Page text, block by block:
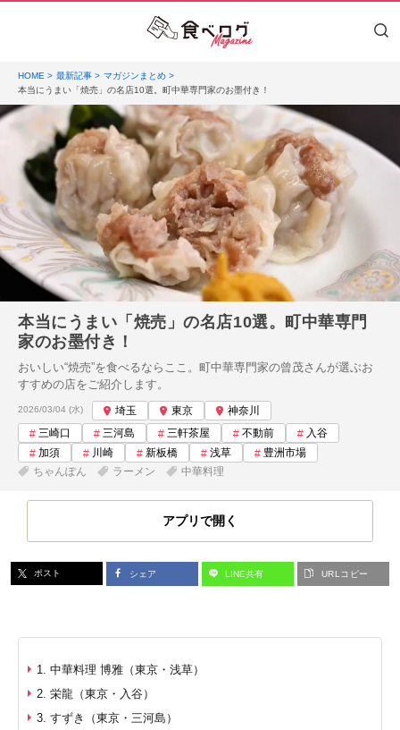
HOME 最新記事
マガジンまとめ
本当にうまい「焼売」の名店10選。町中華専門家のお墨付き！
本当にうまい「焼売」の名店10選。町中華専門
家のお墨付き！
おいしい“焼売”を食べるならここ。町中華専門家の曾茂さんが選ぶお
すすめの店をご紹介します。
投稿日:
2026/03/04 (水) 埼玉 東京
神奈川
三崎口
三河島 三軒茶屋 不動前
入谷
加須
川崎 新板橋 浅草
豊洲市場
ちゃんぽん
ラーメン 中華料理
アプリで開く
ポスト シェア LINE共有 URLコピー
1. 中華料理 博雅（東京・浅草）
2. 栄龍（東京・入谷）
3. すずき（東京・三河島）